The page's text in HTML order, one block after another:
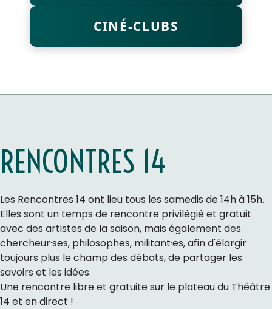
CINÉ-CLUBS
RENCONTRES 14
Les Rencontres 14 ont lieu tous les samedis de 14h à 15h.
Elles sont un temps de rencontre privilégié et gratuit
avec des artistes de la saison, mais également des
chercheur·ses, philosophes, militant·es, afin d'élargir
toujours plus le champ des débats, de partager les
savoirs et les idées.
Une rencontre libre et gratuite sur le plateau du Théâtre
14 et en direct !